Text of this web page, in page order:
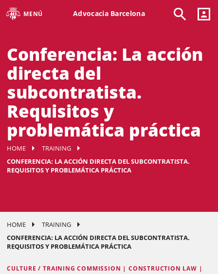
MENÚ Advocacia Barcelona
Conferencia: La acción
directa del
subcontratista.
Requisitos y
problemática práctica
HOME
TRAINING
CONFERENCIA: LA ACCIÓN DIRECTA DEL SUBCONTRATISTA.
REQUISITOS Y PROBLEMÁTICA PRÁCTICA
HOME
TRAINING
CONFERENCIA: LA ACCIÓN DIRECTA DEL SUBCONTRATISTA.
REQUISITOS Y PROBLEMÁTICA PRÁCTICA
CULTURE / TRAINING COMMISSION | CONSTRUCTION LAW |